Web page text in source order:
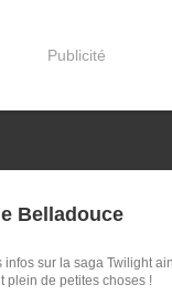
Publicité
Belladouce
infos sur la saga Twilight
plein de petites choses !